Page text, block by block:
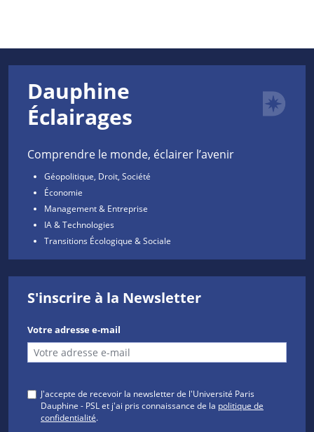
Dauphine
Éclairages
Comprendre le monde, éclairer l’avenir
Géopolitique, Droit, Société
Économie
Management & Entreprise
IA & Technologies
Transitions Écologique & Sociale
S'inscrire à la Newsletter
Votre adresse e-mail
J'accepte de recevoir la newsletter de l'Université Paris
Dauphine - PSL et j'ai pris connaissance de la politique de
confidentialité.